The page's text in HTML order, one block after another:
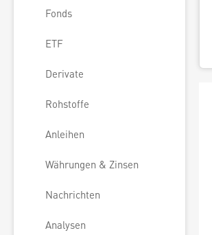
Fonds
ETF
Derivate
Rohstoffe
Anleihen
Währungen & Zinsen
Nachrichten
Analysen